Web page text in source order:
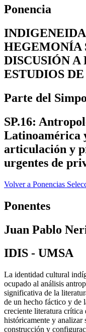
Ponencia
HEGEMONÍA
DISCUSIÓN A
ESTUDIOS
Parte del
SP.16:
Latinoamérica
articulación y
urgentes de
Volver a Ponencias
Ponentes
Juan Pablo
IDIS - UMSA
La identidad cultural
ocupado al análisis
significativa de la
de un hecho fáctico y de
creciente literatura crítica
históricamente y analizar
construcción y